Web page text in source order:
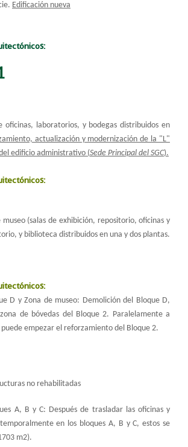
Edificación nueva
oficinas, laboratorios, y bodegas distribuidos en
actualización y modernización de la "L"
edificio administrativo (Sede Principal del SGC).
museo (salas de exhibición, repositorio, oficinas y
y biblioteca distribuidos en una y dos plantas.
D y Zona de museo: Demolición del Bloque D,
de bóvedas del Bloque 2. Paralelamente a
empezar el reforzamiento del Bloque 2.
no rehabilitadas
A, B y C: Después de trasladar las oficinas y
en los bloques A, B y C, estos se
m2).